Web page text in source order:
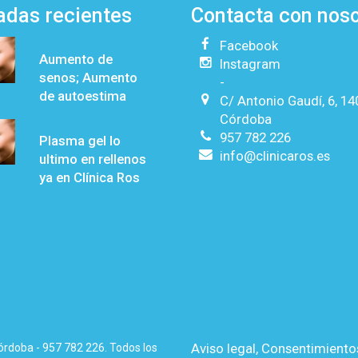
recientes
Aumento de
senos; Aumento
de autoestima
Plasma gel lo
ultimo en rellenos
ya en Clínica Ros
Contacta con
Facebook
Instagram
-
C/ Antonio Gaudí, 6,
Córdoba
957 782 226
info@clinicaros.es
- 957 782 226. Todos los Aviso legal,